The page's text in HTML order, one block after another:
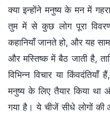
क्या इन्होंने मनुष्य के मन में
तुम में से कुछ लोग पूरा
कहानियाँ जानते हो, और यह
और मस्तिष्क में बैठ जाती है,
विभिन्न विचार या
मनुष्य के लिए तैयार किया था
गया है। ये चीजें सीधे लोगों की